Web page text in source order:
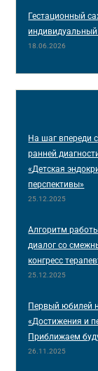
Гестационный
18.06.2026
На шаг впереди
ранней
«Детская
перспективы»
25.12.2025
Алгоритм
диалог со
конгресс
25.12.2025
Первый юбилей
«Достижения и
Приближаем
26.11.2025